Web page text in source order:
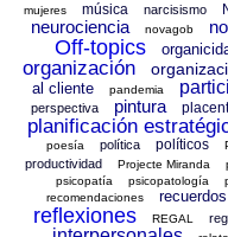
mujeres música narcisismo
neurociencia novagob
Off-topics
organización
al cliente
pandemia
perspectiva pintura
planificación
poesía
política políticos
productividad Projecte Miranda
psicopatía psicopatología
recomendaciones
recuerdos
reflexiones REGAL